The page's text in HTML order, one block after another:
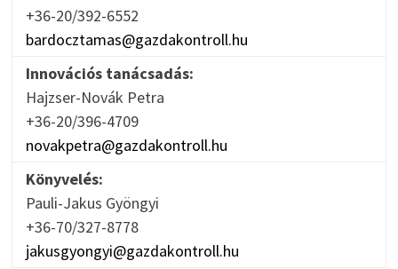
+36-20/392-6552
bardocztamas@gazdakontroll.hu
Innovációs tanácsadás:
Hajzser-Novák Petra
+36-20/396-4709
novakpetra@gazdakontroll.hu
Könyvelés:
Pauli-Jakus Gyöngyi
+36-70/327-8778
jakusgyongyi@gazdakontroll.hu